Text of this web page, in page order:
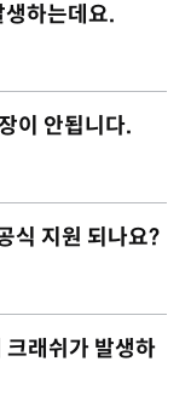
하는데요.
이 안됩니다.
식 지원 되나요?
래쉬가 발생하